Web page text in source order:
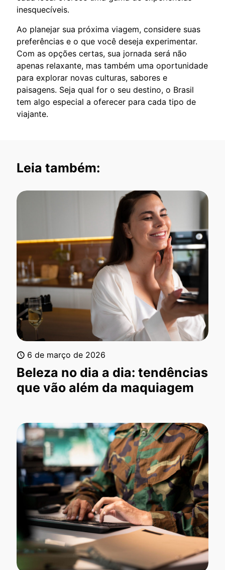
inesquecíveis.
Ao planejar sua próxima viagem, considere suas
preferências e o que você deseja experimentar.
Com as opções certas, sua jornada será não
apenas relaxante, mas também uma oportunidade
para explorar novas culturas, sabores e
paisagens. Seja qual for o seu destino, o Brasil
tem algo especial a oferecer para cada tipo de
viajante.
Leia também:
6 de março de 2026
Beleza no dia a dia: tendências
que vão além da maquiagem